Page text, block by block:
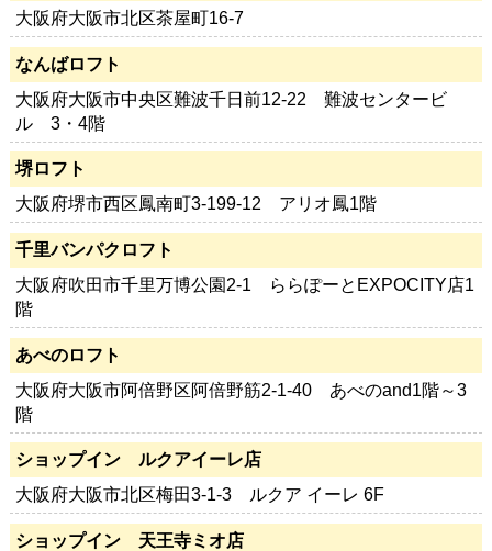
大阪府大阪市北区茶屋町16-7
なんばロフト
大阪府大阪市中央区難波千日前12-22 難波センタービ
ル 3・4階
堺ロフト
大阪府堺市西区鳳南町3-199-12 アリオ鳳1階
千里バンパクロフト
大阪府吹田市千里万博公園2-1 ららぽーとEXPOCITY店1
階
あべのロフト
大阪府大阪市阿倍野区阿倍野筋2-1-40 あべのand1階～3
階
ショップイン ルクアイーレ店
大阪府大阪市北区梅田3-1-3 ルクア イーレ 6F
ショップイン 天王寺ミオ店